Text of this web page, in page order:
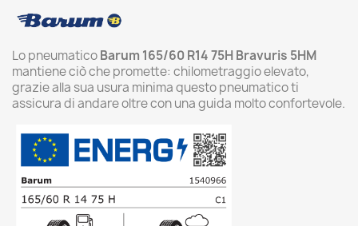
Lo pneumaticoBarum 165/60 R14 75H Bravuris 5HM
mantiene ciò che promette: chilometraggio elevato,
grazie alla sua usura minima questo pneumatico ti
assicura di andare oltre con una guida molto confortevole.